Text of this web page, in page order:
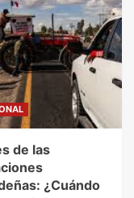
de las
¿Cuándo